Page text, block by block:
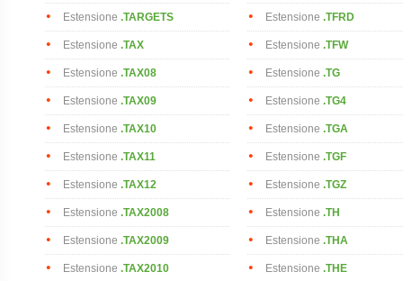
Estensione .TARGETS
Estensione .TAX
Estensione .TAX08
Estensione .TAX09
Estensione .TAX10
Estensione .TAX11
Estensione .TAX12
Estensione .TAX2008
Estensione .TAX2009
Estensione .TAX2010
Estensione .TFRD
Estensione .TFW
Estensione .TG
Estensione .TG4
Estensione .TGA
Estensione .TGF
Estensione .TGZ
Estensione .TH
Estensione .THA
Estensione .THE